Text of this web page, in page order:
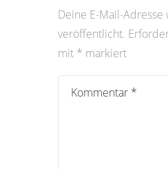
Deine E-Mail-
veröffentlicht.
mit * markiert